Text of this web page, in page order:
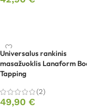
Universalus rankinis
masažuoklis Lanaform
Tapping
(2)
49,90 €